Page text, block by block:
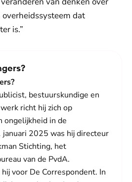
overheidssysteem dat
is.”
bestuurskundige en
richt hij zich op
ongelijkheid in de
januari 2025 was hij directeur
Stichting, het
van de PvdA.
voor De Correspondent. In